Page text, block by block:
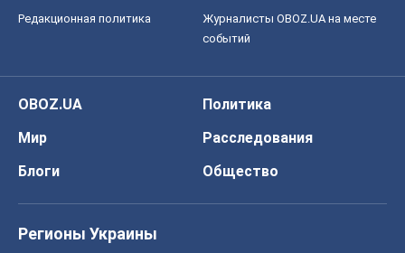
Редакционная политика
Журналисты OBOZ.UA на месте
событий
OBOZ.UA
Политика
Мир
Расследования
Блоги
Общество
Регионы Украины